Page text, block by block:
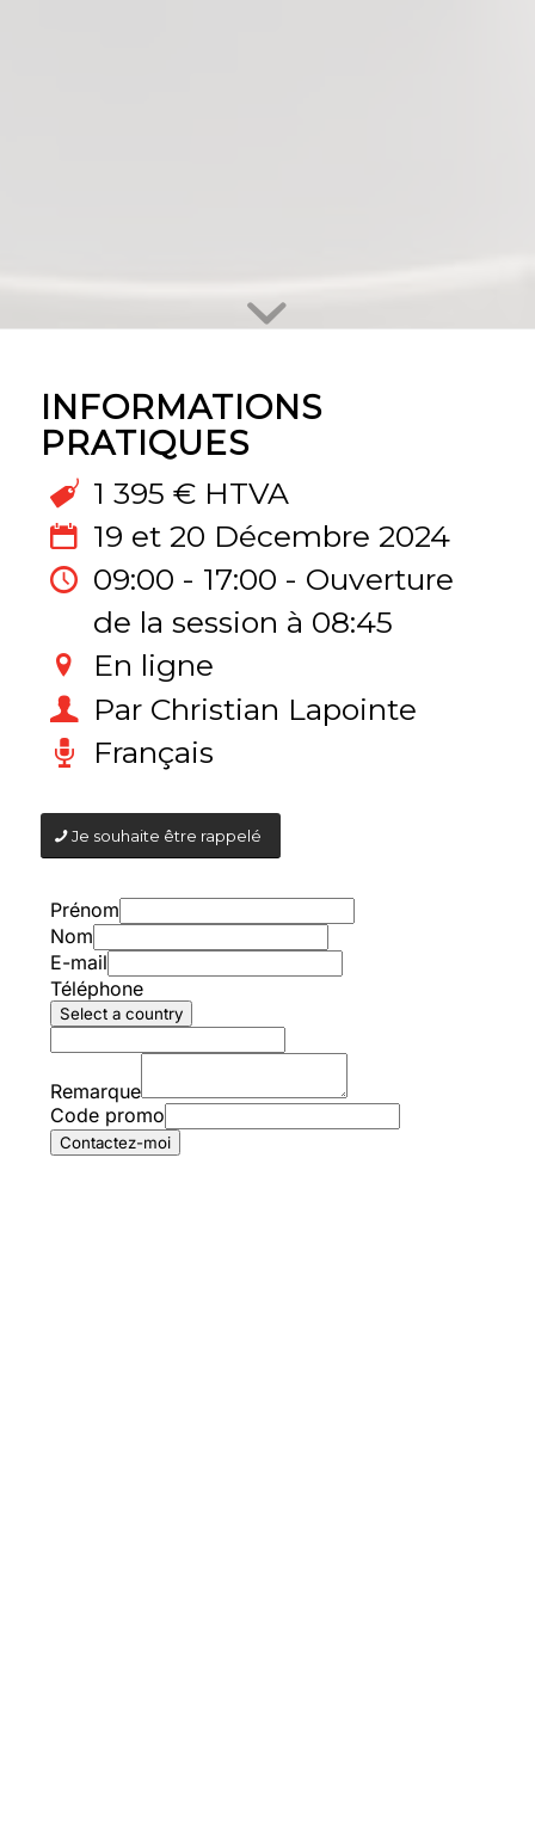
INFORMATIONS
PRATIQUES
1 395 € HTVA
19 et 20 Décembre 2024
09:00 - 17:00 - Ouverture
de la session à 08:45
En ligne
Par Christian Lapointe
Français
Je souhaite être rappelé